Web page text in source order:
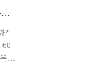
[신간]은퇴연옥…김경록의 은퇴 후 삶의 나침반
?
60
도